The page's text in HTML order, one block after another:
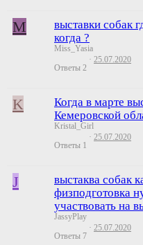
M
выставки собак
когда ?
Miss_Yasia
Ответы 2
25.07.2020
K
Когда в марте
Кемеровской
Kristal_Girl
Ответы 1
25.07.2020
J
выстаква собак
физподготовка
участвовать на
JassyPlay
Ответы 7
25.07.2020